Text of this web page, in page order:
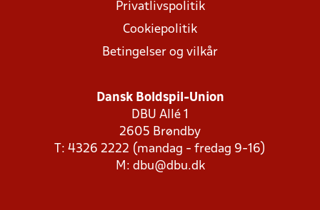
Privatlivspolitik
Cookiepolitik
Betingelser og vilkår
Dansk Boldspil-Union
DBU Allé 1
2605 Brøndby
T: 4326 2222 (mandag - fredag 9-16)
M: dbu@dbu.dk